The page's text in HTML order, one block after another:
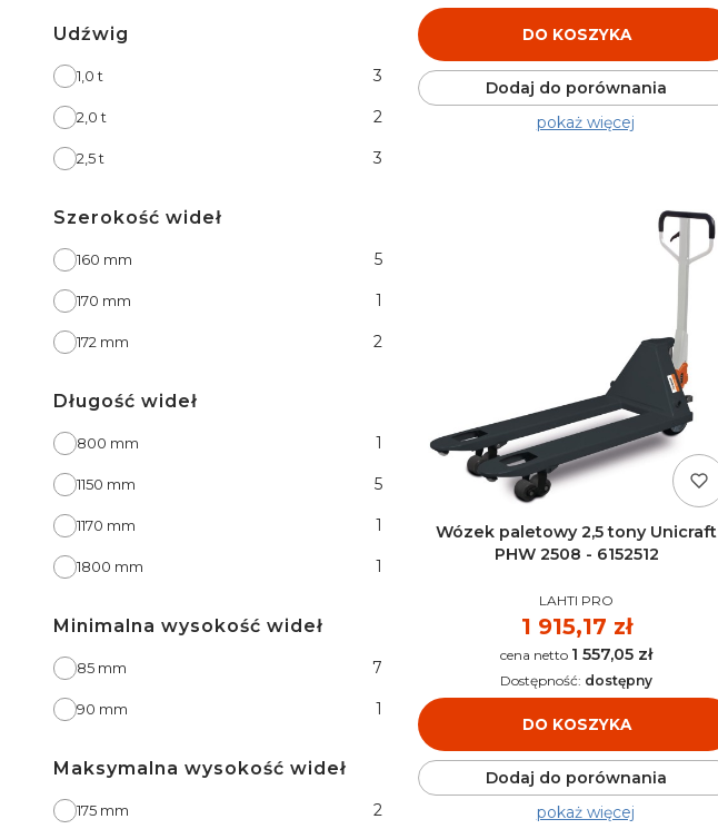
Udźwig
Udźwig
1,0 t 3
2,0 t 2
2,5 t 3
Szerokość wideł
Szerokość wideł
160 mm 5
170 mm 1
172 mm 2
Długość wideł
Długość wideł
800 mm 1
1150 mm 5
1170 mm 1
1800 mm 1
Minimalna wysokość wideł
Minimalna wysokość wideł
85 mm 7
90 mm 1
Maksymalna wysokość wideł
Maksymalna wysokość wideł
175 mm 2
DO KOSZYKA
Dodaj do porównania
pokaż więcej
Wózek paletowy 2,5 tony Unicraft
PHW 2508 - 6152512
PRODUCENT
LAHTI PRO
Cena
1 915,17 zł
Cena 1 557,05 zł
DO KOSZYKA
Dostępność: dostępny
Dodaj do porównania
pokaż więcej